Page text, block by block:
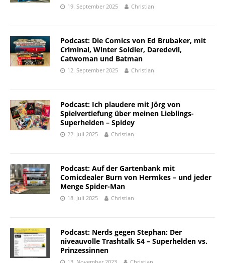
19. September 2025 Christian
Podcast: Die Comics von Ed Brubaker, mit
Criminal, Winter Soldier, Daredevil,
Catwoman und Batman
12. September 2025 Christian
Podcast: Ich plaudere mit Jörg von
Spielvertiefung über meinen Lieblings-
Superhelden – Spidey
22. Juli 2025 Christian
Podcast: Auf der Gartenbank mit
Comicdealer Burn von Hermkes – und jeder
Menge Spider-Man
18. Juli 2025 Christian
Podcast: Nerds gegen Stephan: Der
niveauvolle Trashtalk 54 – Superhelden vs.
Prinzessinnen